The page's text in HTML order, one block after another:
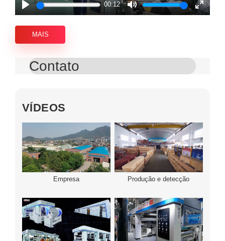
Play
00:12
Mute
Enter
MAIS
Contato
VÍDEOS
Empresa Produção e detecção